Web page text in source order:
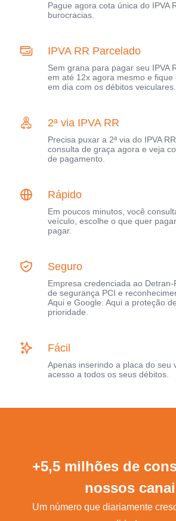
Pague agora cota única do IPVA
burocracias.
IPVA RR Parcelado
Sem grana para pagar seu IPVA
em até 12x agora mesmo e fique
em dia com os débitos veiculares.
2ª via IPVA RR
Precisa puxar a 2ª via do IPVA
consulta de graça agora e veja
de pagamento.
Rápido
Em poucos minutos, você
veículo, escolhe o que quer
pagar.
Seguro
Empresa credenciada ao
de segurança PCI e
Aqui e Google. Aqui a proteção
prioridade.
Fácil
Apenas inserindo a placa do seu
acesso a todos os seus débitos.
+5,5 milhões de
nossos
Um número que diariamente